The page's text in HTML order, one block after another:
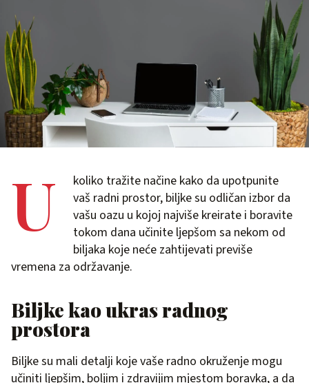
U
koliko tražite načine kako da upotpunite
vaš radni prostor, biljke su odličan izbor da
vašu oazu u kojoj najviše kreirate i boravite
tokom dana učinite ljepšom sa nekom od
biljaka koje neće zahtijevati previše
vremena za održavanje.
Biljke kao ukras radnog
prostora
Biljke su mali detalji koje vaše radno okruženje mogu
učiniti ljepšim, boljim i zdravijim mjestom boravka, a da